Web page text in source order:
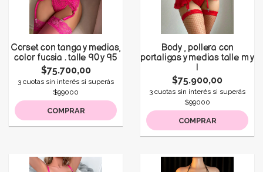
Corset con tanga y medias,
color fucsia . talle 90 y 95
$75.700,00
3 cuotas sin interés si superás
$99000
COMPRAR
Body , pollera con
portaligas y medias talle m y
l
$75.900,00
3 cuotas sin interés si superás
$99000
COMPRAR